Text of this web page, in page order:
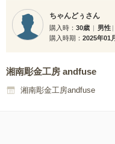
ちゃんどぅさん
購入時 30歳 男性
購入時期
2025年01
湘南彫金工房 andfuse
湘南彫金工房andfuse